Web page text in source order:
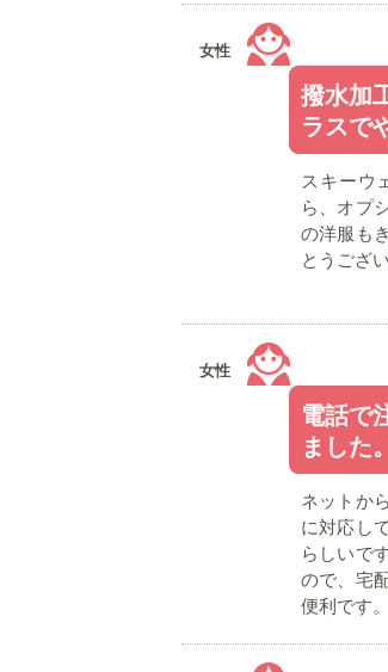
女性
撥水加
ラスで
スキーウ
ら、オプ
の洋服も
とうござ
女性
電話で
ました。
ネットか
に対応し
らしいで
ので、宅
便利です。